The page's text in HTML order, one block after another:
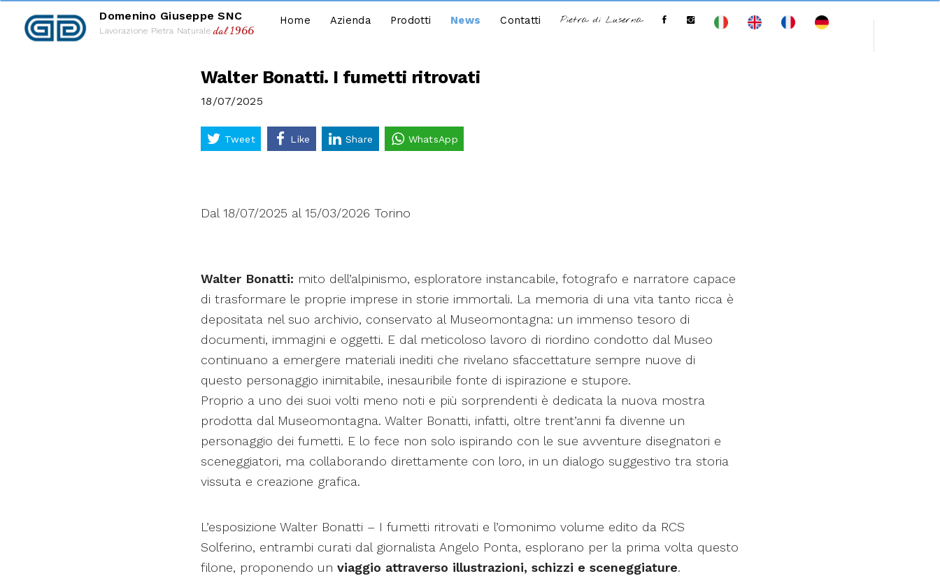
Domenino Giuseppe SNC
Lavorazione Pietra Naturaledal 1966
Home Azienda Prodotti News Contatti Pietra di Luserna
Walter Bonatti. I fumetti ritrovati
18/07/2025
Tweet Like Share WhatsApp
Dal 18/07/2025 al 15/03/2026 Torino
Walter Bonatti: mito dell’alpinismo, esploratore instancabile, fotografo e narratore capace
di trasformare le proprie imprese in storie immortali. La memoria di una vita tanto ricca è
depositata nel suo archivio, conservato al Museomontagna: un immenso tesoro di
documenti, immagini e oggetti. E dal meticoloso lavoro di riordino condotto dal Museo
continuano a emergere materiali inediti che rivelano sfaccettature sempre nuove di
questo personaggio inimitabile, inesauribile fonte di ispirazione e stupore.
Proprio a uno dei suoi volti meno noti e più sorprendenti è dedicata la nuova mostra
prodotta dal Museomontagna. Walter Bonatti, infatti, oltre trent’anni fa divenne un
personaggio dei fumetti. E lo fece non solo ispirando con le sue avventure disegnatori e
sceneggiatori, ma collaborando direttamente con loro, in un dialogo suggestivo tra storia
vissuta e creazione grafica.
L’esposizione Walter Bonatti – I fumetti ritrovati e l’omonimo volume edito da RCS
Solferino, entrambi curati dal giornalista Angelo Ponta, esplorano per la prima volta questo
filone, proponendo un viaggio attraverso illustrazioni, schizzi e sceneggiature.